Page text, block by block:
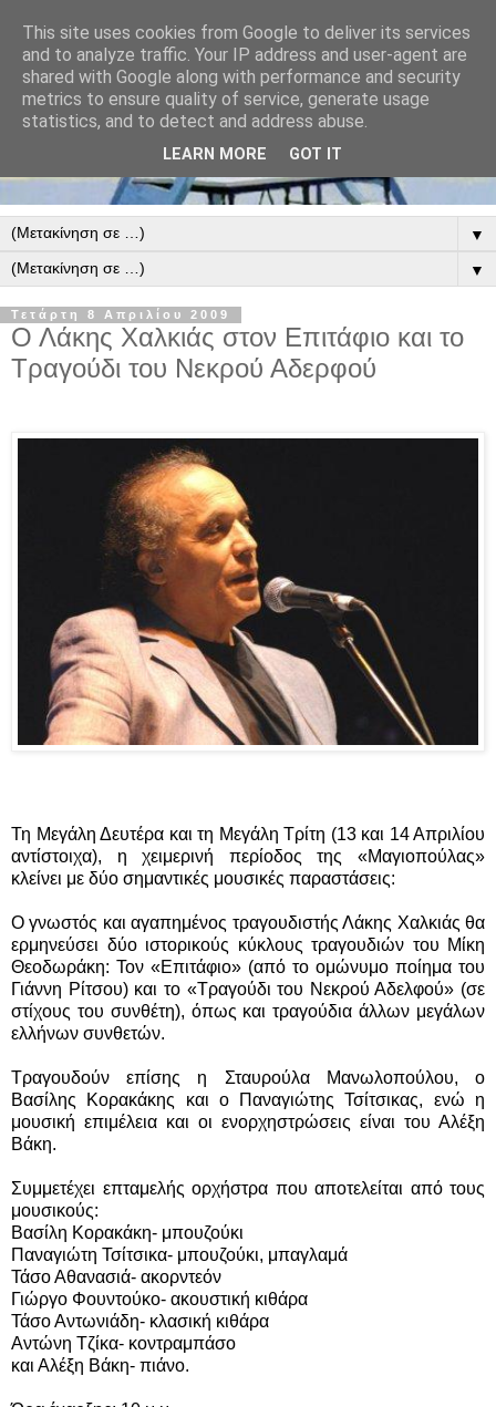
▼
▼
Τετάρτη 8 Απριλίου 2009
Ο Λάκης Χαλκιάς στον Επιτάφιο και το
Τραγούδι του Νεκρού Αδερφού
Τη Μεγάλη Δευτέρα και τη Μεγάλη Τρίτη (13 και 14 Απριλίου
αντίστοιχα), η χειμερινή περίοδος της «Μαγιοπούλας»
κλείνει με δύο σημαντικές μουσικές παραστάσεις:
Ο γνωστός και αγαπημένος τραγουδιστής Λάκης Χαλκιάς θα
ερμηνεύσει δύο ιστορικούς κύκλους τραγουδιών του Μίκη
Θεοδωράκη: Τον «Επιτάφιο» (από το ομώνυμο ποίημα του
Γιάννη Ρίτσου) και το «Τραγούδι του Νεκρού Αδελφού» (σε
στίχους του συνθέτη), όπως και τραγούδια άλλων μεγάλων
ελλήνων συνθετών.
Τραγουδούν επίσης η Σταυρούλα Μανωλοπούλου, ο
Βασίλης Κορακάκης και ο Παναγιώτης Τσίτσικας, ενώ η
μουσική επιμέλεια και οι ενορχηστρώσεις είναι του Αλέξη
Βάκη.
Συμμετέχει επταμελής ορχήστρα που αποτελείται από τους
μουσικούς:
Βασίλη Κορακάκη- μπουζούκι
Παναγιώτη Τσίτσικα- μπουζούκι, μπαγλαμά
Τάσο Αθανασιά- ακορντεόν
Γιώργο Φουντούκο- ακουστική κιθάρα
Τάσο Αντωνιάδη- κλασική κιθάρα
Αντώνη Τζίκα- κοντραμπάσο
και Αλέξη Βάκη- πιάνο.
This site uses cookies from Google to deliver its services
and to analyze traffic. Your IP address and user-agent are
shared with Google along with performance and security
metrics to ensure quality of service, generate usage
statistics, and to detect and address abuse.
LEARN MORE GOT IT